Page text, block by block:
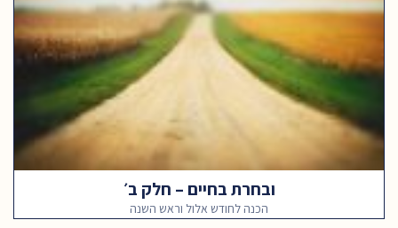
ובחרת בחיים – חלק ב׳
הכנה לחודש אלול וראש השנה